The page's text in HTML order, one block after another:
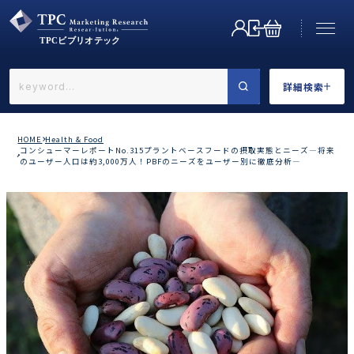
詳細検索
←戻る
業界で選ぶ
カテゴリで選ぶ
HOME Health & Food
コンシューマーレポートNo.315プラントベースフードの摂取実態とニーズ―将来
のユーザー人口は約3,000万人！PBFのニーズをユーザー別に徹底分析―